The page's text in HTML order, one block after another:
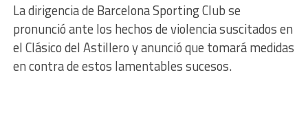
La dirigencia de Barcelona Sporting Club se
pronunció ante los hechos de violencia suscitados en
el Clásico del Astillero y anunció que tomará medidas
en contra de estos lamentables sucesos.